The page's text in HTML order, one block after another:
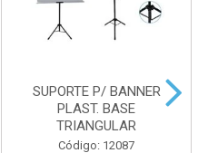
SUPORTE P/ BANNER
PLAST. BASE
TRIANGULAR
Código: 12087